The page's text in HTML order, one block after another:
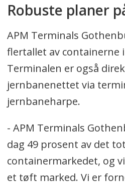
Robuste planer
APM Terminals
flertallet av containerne
Terminalen er også
jernbanenettet via
jernbaneharpe.
- APM Terminals
dag 49 prosent av det
containermarkedet, og
et tøft marked. Vi er